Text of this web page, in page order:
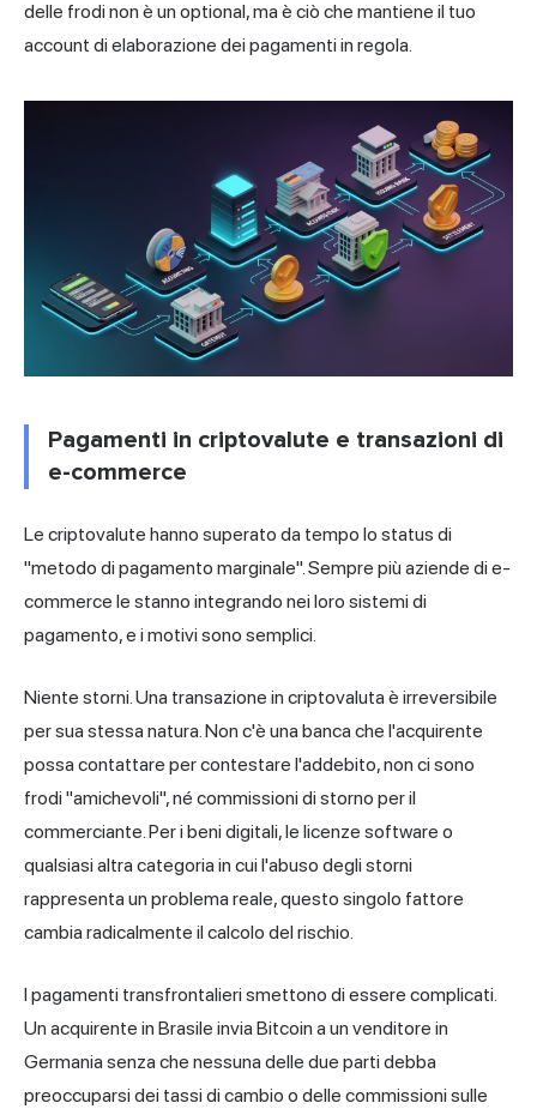
delle frodinon è un optional, ma è ciò che mantiene il tuo
account dielaborazione dei pagamentiin regola.
Pagamenti in criptovalute e transazioni di
e-commerce
Le criptovalute hanno superato da tempo lo status di
"metodo di pagamento marginale". Sempre più aziende di e-
commerce le stanno integrando nei loro sistemi di
pagamento, e i motivi sono semplici.
Niente storni. Una transazione in criptovaluta è irreversibile
per sua stessa natura. Non c'è una banca che l'acquirente
possa contattare per contestare l'addebito, non ci sono
frodi "amichevoli", né commissioni di storno per il
commerciante. Per i beni digitali, le licenze software o
qualsiasi altra categoria in cui l'abuso degli storni
rappresenta un problema reale, questo singolo fattore
cambia radicalmente il calcolo del rischio.
I pagamenti transfrontalieri smettono di essere complicati.
Un acquirente in Brasile invia Bitcoin a un venditore in
Germania senza che nessuna delle due parti debba
preoccuparsi dei tassi di cambio o delle commissioni sulle